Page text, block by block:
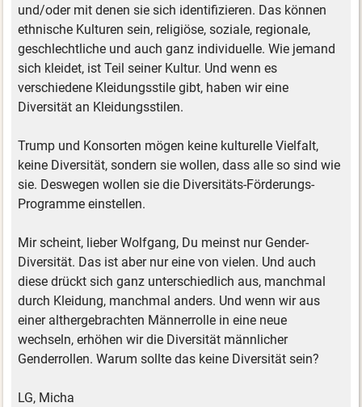
und/oder mit denen sie sich identifizieren. Das können
ethnische Kulturen sein, religiöse, soziale, regionale,
geschlechtliche und auch ganz individuelle. Wie jemand
sich kleidet, ist Teil seiner Kultur. Und wenn es
verschiedene Kleidungsstile gibt, haben wir eine
Diversität an Kleidungsstilen.
Trump und Konsorten mögen keine kulturelle Vielfalt,
keine Diversität, sondern sie wollen, dass alle so sind wie
sie. Deswegen wollen sie die Diversitäts-Förderungs-
Programme einstellen.
Mir scheint, lieber Wolfgang, Du meinst nur Gender-
Diversität. Das ist aber nur eine von vielen. Und auch
diese drückt sich ganz unterschiedlich aus, manchmal
durch Kleidung, manchmal anders. Und wenn wir aus
einer althergebrachten Männerrolle in eine neue
wechseln, erhöhen wir die Diversität männlicher
Genderrollen. Warum sollte das keine Diversität sein?
LG, Micha